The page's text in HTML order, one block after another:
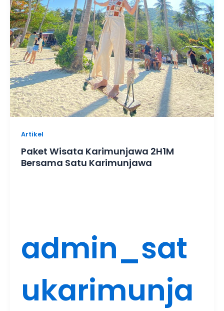
Artikel
Paket Wisata Karimunjawa 2H1M
Bersama Satu Karimunjawa
admin_sat
ukarimunja